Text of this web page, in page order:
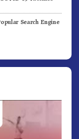
Search Engine